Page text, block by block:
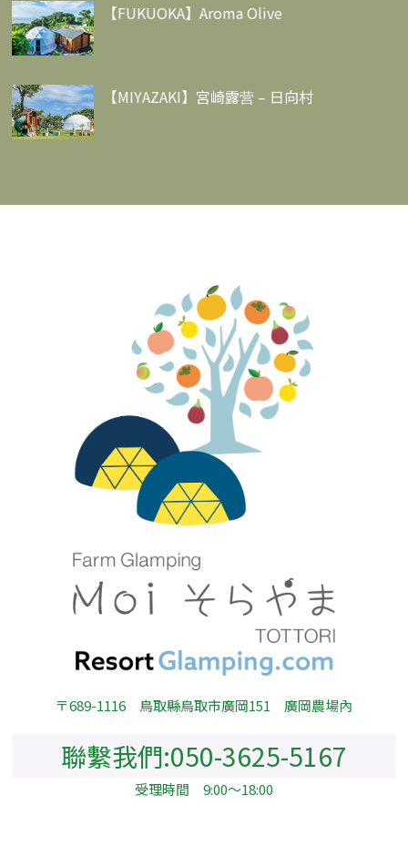
【FUKUOKA】Aroma Olive
【MIYAZAKI】宮崎露营 – 日向村
〒689-1116 鳥取縣鳥取市廣岡151 廣岡農場內
聯繫我們:050-3625-5167
受理時間 9:00～18:00